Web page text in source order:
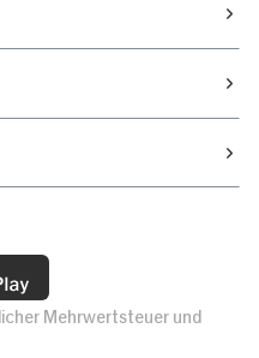
Mehrwertsteuer und